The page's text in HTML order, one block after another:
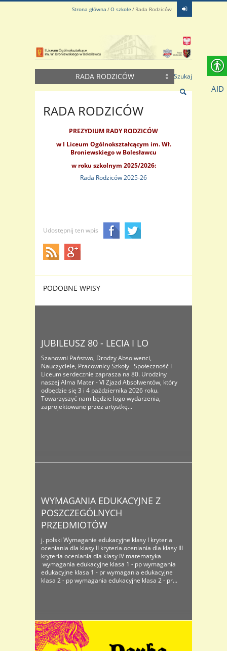
Strona główna O szkole Rada Rodziców
RADA RODZICÓW Szukaj
RADA RODZICÓW
PREZYDIUM RADY RODZICÓW
w I Liceum Ogólnokształcącym im. Wł.
Broniewskiego w Bolesławcu
w roku szkolnym 2025/2026:
Rada Rodziców 2025-26
Udostępnij ten wpis
PODOBNE WPISY
JUBILEUSZ 80 - LECIA I LO
Szanowni Państwo, Drodzy Absolwenci,
Nauczyciele, Pracownicy Szkoły Społeczność I
Liceum serdecznie zaprasza na 80. Urodziny
naszej Alma Mater - VI Zjazd Absolwentów, który
odbędzie się 3 i 4 października 2026 roku.
Towarzyszyć nam będzie logo wydarzenia,
zaprojektowane przez artystkę...
WYMAGANIA EDUKACYJNE Z
POSZCZEGÓLNYCH
PRZEDMIOTÓW
j. polski Wymaganie edukacyjne klasy I kryteria
oceniania dla klasy II kryteria oceniania dla klasy III
kryteria oceniania dla klasy IV matematyka
wymagania edukacyjne klasa 1 - pp wymagania
edukacyjne klasa 1 - pr wymagania edukacyjne
klasa 2 - pp wymagania edukacyjne klasa 2 - pr...
AID